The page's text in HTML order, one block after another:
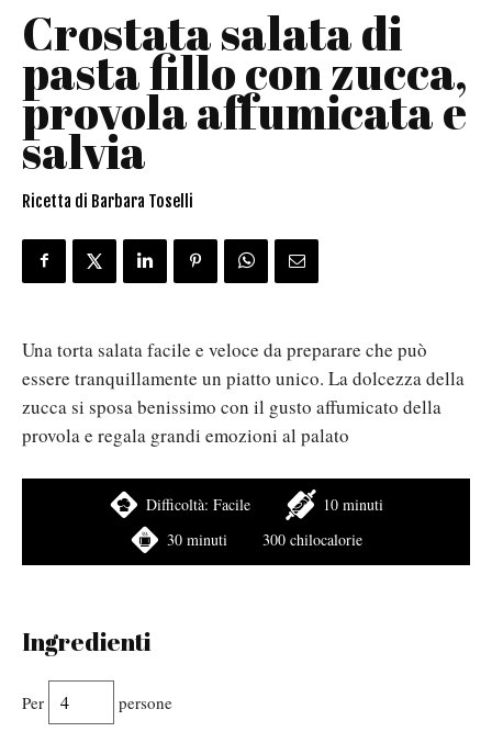
Crostata salata di
pasta fillo con zucca,
provola affumicata e
salvia
Ricetta di Barbara Toselli
Una torta salata facile e veloce da preparare che può
essere tranquillamente un piatto unico. La dolcezza della
zucca si sposa benissimo con il gusto affumicato della
provola e regala grandi emozioni al palato
Difficoltà: Facile
10 minuti
30 minuti
300 chilocalorie
Ingredienti
Per persone